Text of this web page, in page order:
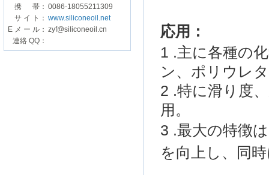
携 帯： 0086-18055211309
サ イ ト： www.siliconeoil.net
E メ ー ル： zyf@siliconeoil.cn
連絡 QQ：
応用 ：
1 .主に各種の
ン、 ポリウレ
2 .特に滑り 度
用 。
3 .最大の特徴は
を向上し、
同